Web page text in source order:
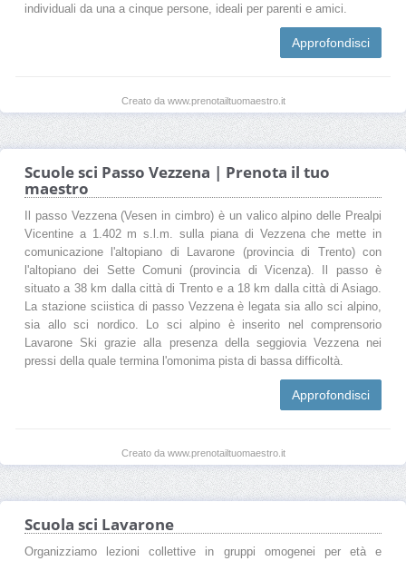
individuali da una a cinque persone, ideali per parenti e amici.
Approfondisci
Creato da www.prenotailtuomaestro.it
Scuole sci Passo Vezzena | Prenota il tuo
maestro
Il passo Vezzena (Vesen in cimbro) è un valico alpino delle Prealpi
Vicentine a 1.402 m s.l.m. sulla piana di Vezzena che mette in
comunicazione l'altopiano di Lavarone (provincia di Trento) con
l'altopiano dei Sette Comuni (provincia di Vicenza). Il passo è
situato a 38 km dalla città di Trento e a 18 km dalla città di Asiago.
La stazione sciistica di passo Vezzena è legata sia allo sci alpino,
sia allo sci nordico. Lo sci alpino è inserito nel comprensorio
Lavarone Ski grazie alla presenza della seggiovia Vezzena nei
pressi della quale termina l'omonima pista di bassa difficoltà.
Approfondisci
Creato da www.prenotailtuomaestro.it
Scuola sci Lavarone
Organizziamo lezioni collettive in gruppi omogenei per età e